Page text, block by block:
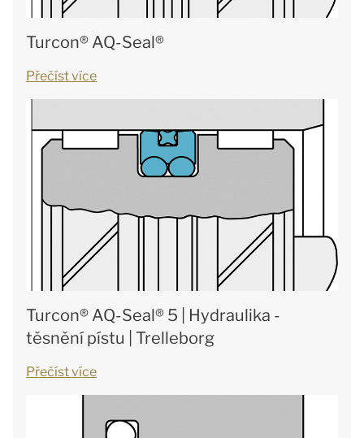
Turcon® AQ-Seal®
Přečíst více
Turcon® AQ-Seal® 5 | Hydraulika -
těsnění pístu | Trelleborg
Přečíst více